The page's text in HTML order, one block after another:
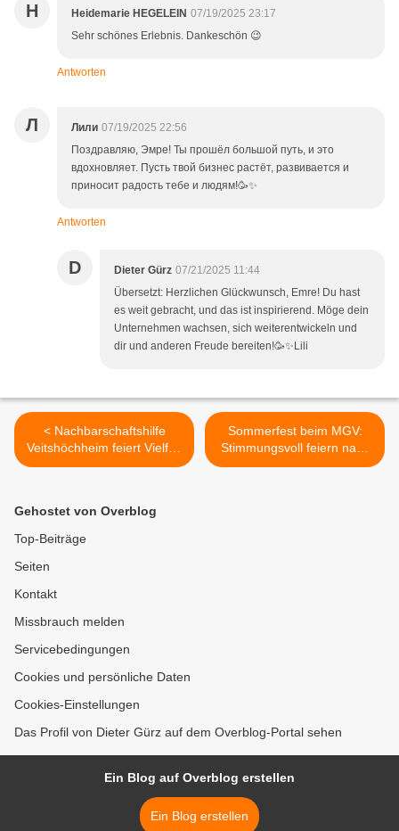
H Heidemarie HEGELEIN 07/19/2025 23:17
Sehr schönes Erlebnis. Dankeschön 😉
Antworten
Л Лили 07/19/2025 22:56
Поздравляю, Эмре! Ты прошёл большой путь, и это
вдохновляет. Пусть твой бизнес растёт, развивается и
приносит радость тебе и людям!🥳✨
Antworten
D Dieter Gürz 07/21/2025 11:44
Übersetzt: Herzlichen Glückwunsch, Emre! Du hast
es weit gebracht, und das ist inspirierend. Möge dein
Unternehmen wachsen, sich weiterentwickeln und
dir und anderen Freude bereiten!🥳✨Lili
< Nachbarschaftshilfe
Veitshöchheim feiert Vielfalt
und Gemeinschaft
Sommerfest beim MGV:
Stimmungsvoll feiern nach
erfolgreichem Konzert >
Gehostet von Overblog
Top-Beiträge
Seiten
Kontakt
Missbrauch melden
Servicebedingungen
Cookies und persönliche Daten
Cookies-Einstellungen
Das Profil von Dieter Gürz auf dem Overblog-Portal sehen
Ein Blog auf Overblog erstellen
Ein Blog erstellen